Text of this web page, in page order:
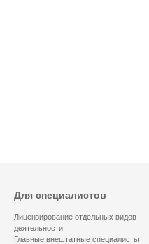
Для специалистов
Лицензирование отдельных видов
деятельности
Главные внештатные специалисты